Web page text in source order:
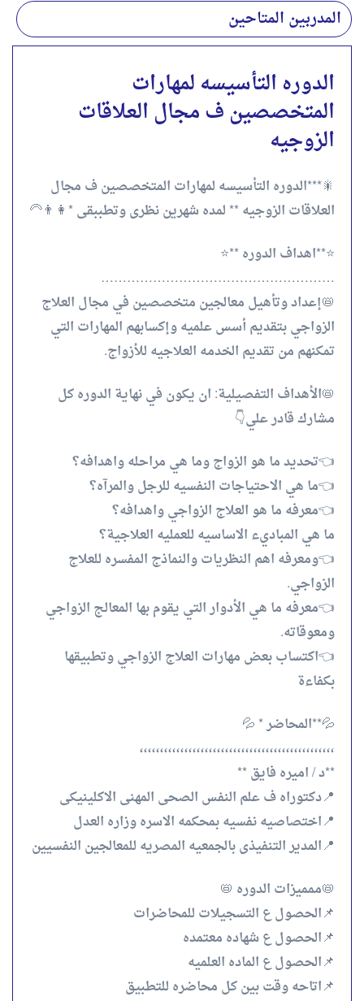
المدربين المتاحين
الدوره التأسيسه لمهارات
المتخصصين ف مجال العلاقات
الزوجيه
🎇***الدوره التأسيسه لمهارات المتخصصين ف مجال
العلاقات الزوجيه ** لمده شهرين نظرى وتطببقى *👩👨‍🦳
⭐️**اهداف الدوره **⭐️
………………………………………………
📛إعداد وتأهيل معالجين متخصصين في مجال العلاج
الزواجي بتقديم أسس علميه وإكسابهم المهارات التي
تمكنهم من تقديم الخدمه العلاجيه للأزواج.
📛الأهداف التفصيلية: ان يكون في نهاية الدوره كل
مشارك قادر علي👇
👈تحديد ما هو الزواج وما هي مراحله واهدافه؟
👈ما هي الاحتياجات النفسيه للرجل والمرآه؟
👈معرفه ما هو العلاج الزواجي واهدافه؟
ما هي المباديء الاساسيه للعمليه العلاجية؟
👈ومعرفه اهم النظريات والنماذج المفسره للعلاج
الزواجي.
👈معرفه ما هي الأدوار التي يقوم بها المعالج الزواجي
ومعوقاته.
👈اكتساب بعض مهارات العلاج الزواجي وتطبيقها
بكفاءة
💦**المحاضر * 💦
،،،،،،،،،،،،،،،،،،،،،،،،،،،،،،،،،،،،،،،،،،،،،،،،
**د / اميره فايق **
📍دكتوراه ف علم النفس الصحى المهنى الاكلينيكى
📍اختصاصيه نفسيه بمحكمه الاسره وزاره العدل
📍المدير التنفيذى بالجمعيه المصريه للمعالجين النفسيين
📛ممميزات الدوره 📛
📌الحصول ع التسجيلات للمحاضرات
📌الحصول ع شهاده معتمده
📌الحصول ع الماده العلميه
📌اتاحه وقت بين كل محاضره للتطبيق